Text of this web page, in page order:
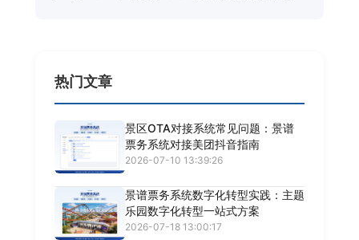
热门文章
景区OTA对接系统常见问题：景谱
票务系统对接美团抖音指南
2026-07-10 13:39:26
景谱票务系统数字化转型实践：主题
乐园数字化转型一站式方案
2026-07-18 13:00:17